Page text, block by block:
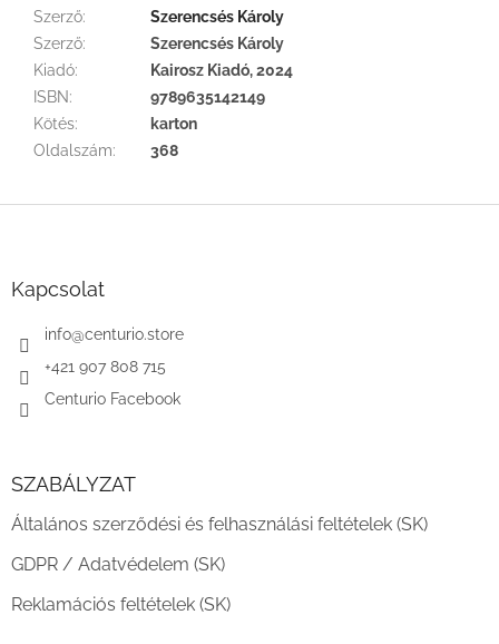
Szerző:
Szerencsés Károly
Szerző:
Szerencsés Károly
Kiadó:
Kairosz Kiadó, 2024
ISBN:
9789635142149
Kötés:
karton
Oldalszám: 368
Kapcsolat
info@centurio.store
+421 907 808 715
Centurio Facebook
SZABÁLYZAT
Általános szerződési és felhasználási feltételek (SK)
GDPR / Adatvédelem (SK)
Reklamációs feltételek (SK)